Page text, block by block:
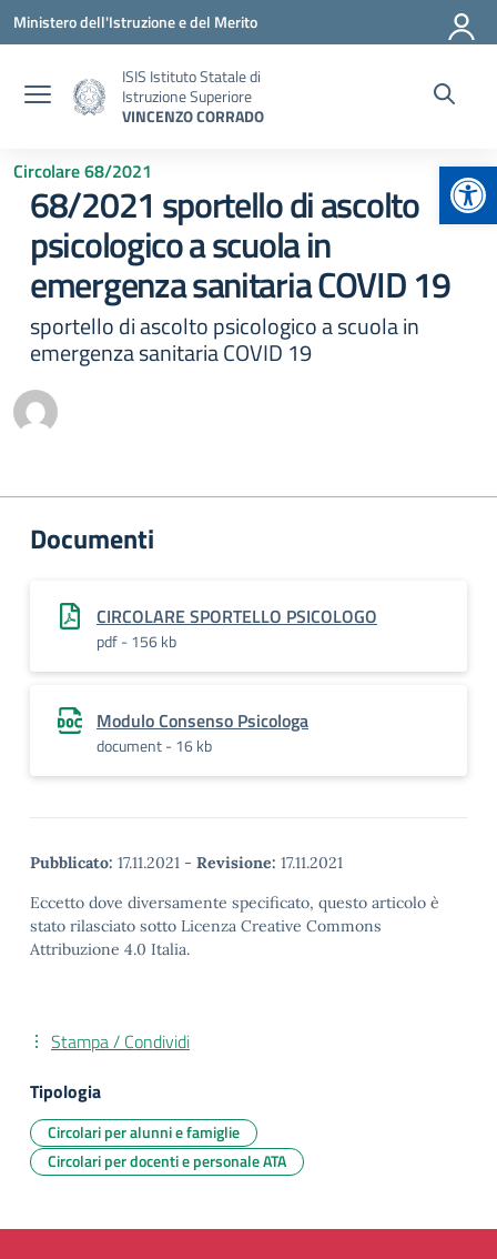
Vai ai contenuti
Vai al menu di navigazione
Vai al footer
Ministero dell'Istruzione e del Merito
ISIS Istituto Statale di
Istruzione Superiore
VINCENZO CORRADO
Circolare 68/2021
68/2021 sportello di ascolto
psicologico a scuola in
emergenza sanitaria COVID 19
sportello di ascolto psicologico a scuola in
emergenza sanitaria COVID 19
Documenti
CIRCOLARE SPORTELLO PSICOLOGO
pdf - 156 kb
Modulo Consenso Psicologa
document - 16 kb
Pubblicato: 17.11.2021 - Revisione: 17.11.2021
Eccetto dove diversamente specificato, questo articolo è
stato rilasciato sotto Licenza Creative Commons
Attribuzione 4.0 Italia.
Stampa / Condividi
Tipologia
Circolari per alunni e famiglie
Circolari per docenti e personale ATA